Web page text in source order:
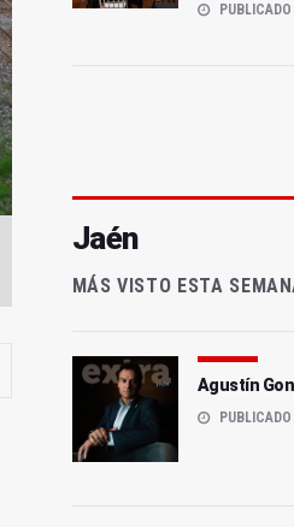
Jaén
MÁS VISTO ESTA
Agustín